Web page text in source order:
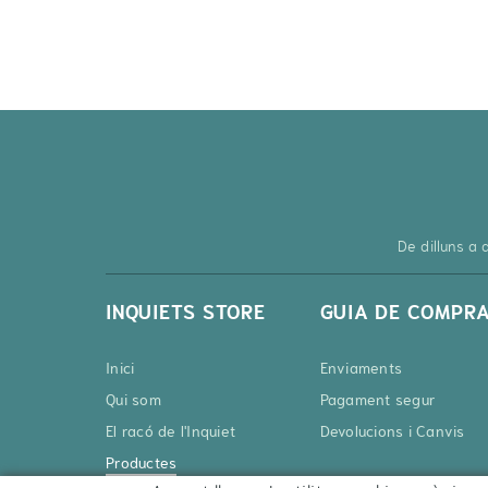
De dilluns a
INQUIETS STORE
Inici
Qui som
El racó de l'Inquiet
Productes
GUIA DE
Enviaments
Pagament segur
Devolucions i Canvis